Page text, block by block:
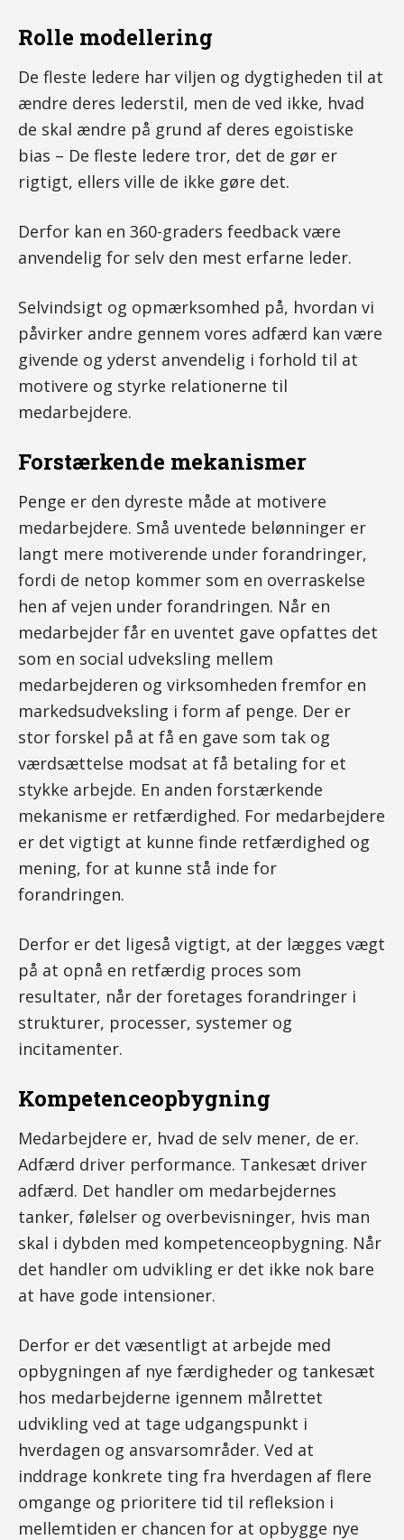
Rolle modellering
De fleste ledere har viljen og dygtigheden til at
ændre deres lederstil, men de ved ikke, hvad
de skal ændre på grund af deres egoistiske
bias – De fleste ledere tror, det de gør er
rigtigt, ellers ville de ikke gøre det.
Derfor kan en 360-graders feedback være
anvendelig for selv den mest erfarne leder.
Selvindsigt og opmærksomhed på, hvordan vi
påvirker andre gennem vores adfærd kan være
givende og yderst anvendelig i forhold til at
motivere og styrke relationerne til
medarbejdere.
Forstærkende mekanismer
Penge er den dyreste måde at motivere
medarbejdere. Små uventede belønninger er
langt mere motiverende under forandringer,
fordi de netop kommer som en overraskelse
hen af vejen under forandringen. Når en
medarbejder får en uventet gave opfattes det
som en social udveksling mellem
medarbejderen og virksomheden fremfor en
markedsudveksling i form af penge. Der er
stor forskel på at få en gave som tak og
værdsættelse modsat at få betaling for et
stykke arbejde. En anden forstærkende
mekanisme er retfærdighed. For medarbejdere
er det vigtigt at kunne finde retfærdighed og
mening, for at kunne stå inde for
forandringen.
Derfor er det ligeså vigtigt, at der lægges vægt
på at opnå en retfærdig proces som
resultater, når der foretages forandringer i
strukturer, processer, systemer og
incitamenter.
Kompetenceopbygning
Medarbejdere er, hvad de selv mener, de er.
Adfærd driver performance. Tankesæt driver
adfærd. Det handler om medarbejdernes
tanker, følelser og overbevisninger, hvis man
skal i dybden med kompetenceopbygning. Når
det handler om udvikling er det ikke nok bare
at have gode intensioner.
Derfor er det væsentligt at arbejde med
opbygningen af nye færdigheder og tankesæt
hos medarbejderne igennem målrettet
udvikling ved at tage udgangspunkt i
hverdagen og ansvarsområder. Ved at
inddrage konkrete ting fra hverdagen af flere
omgange og prioritere tid til refleksion i
mellemtiden er chancen for at opbygge nye